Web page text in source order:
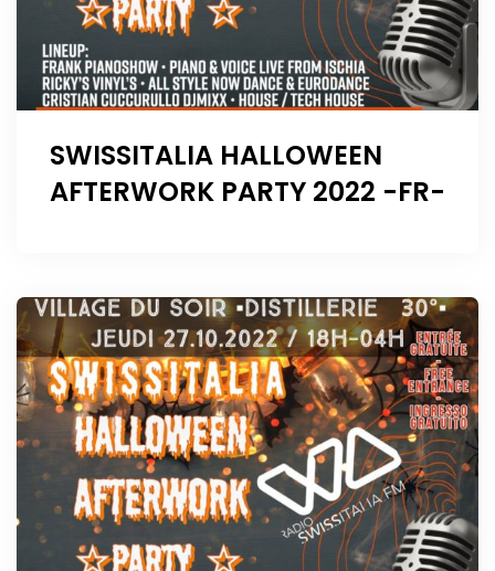
SWISSITALIA HALLOWEEN
AFTERWORK PARTY 2022 -FR-